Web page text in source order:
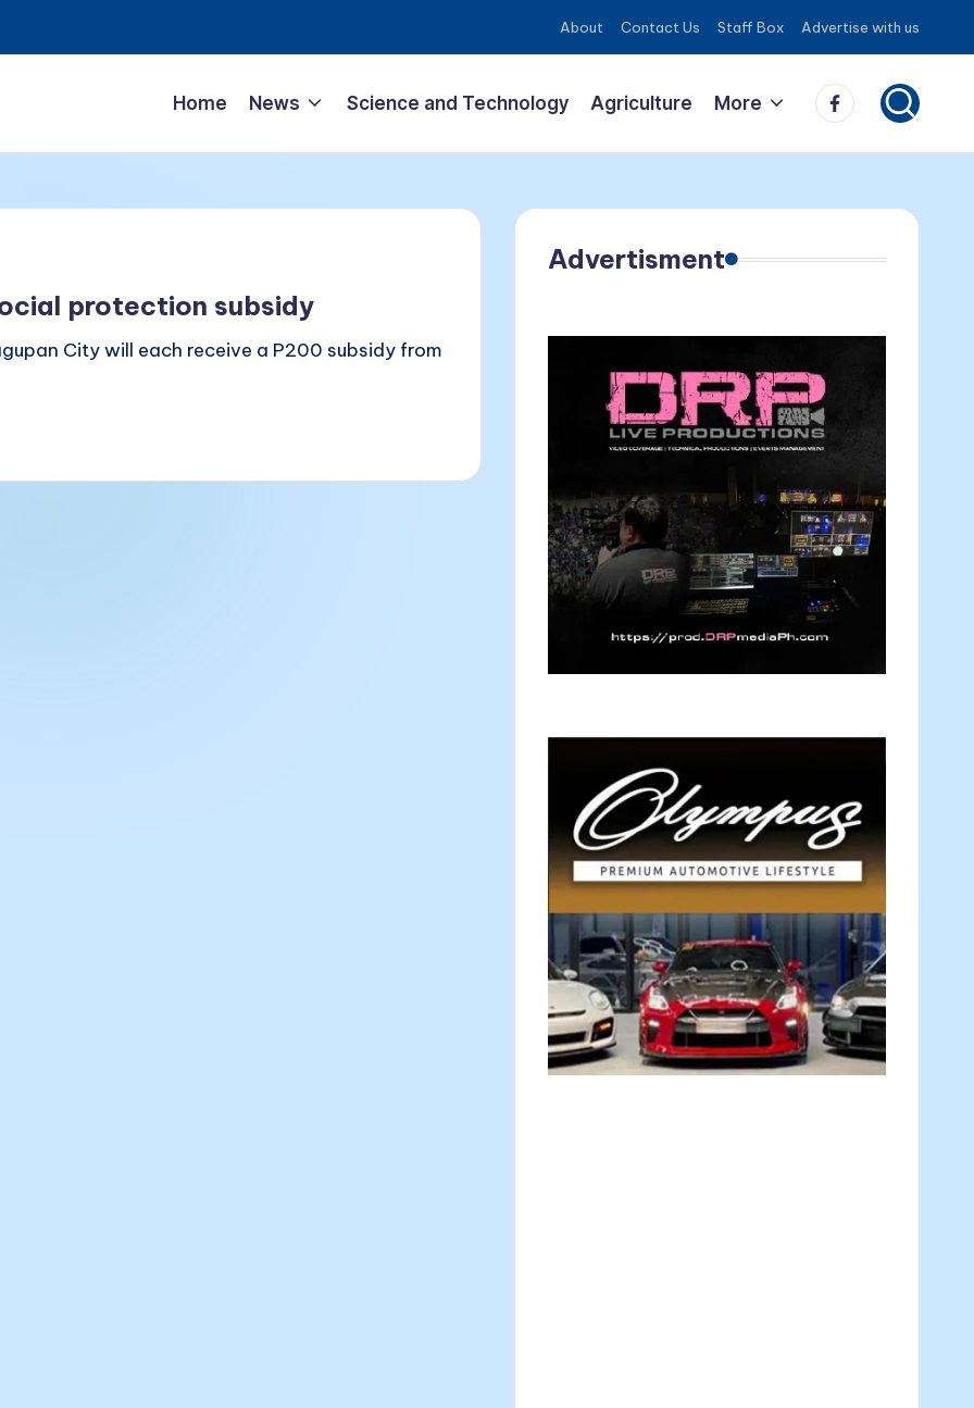
About Contact Us Staff Box Advertise with us
Home News Science and Technology Agriculture More Facebook
protection subsidy
City will each receive a P200 subsidy from
Advertisment